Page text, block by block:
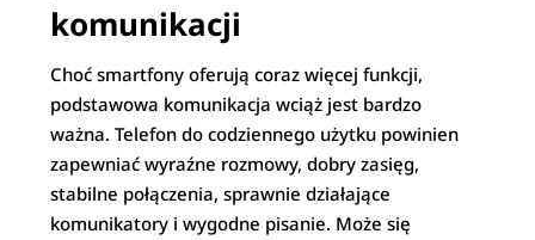
komunikacji
Choć smartfony oferują coraz więcej funkcji,
podstawowa komunikacja wciąż jest bardzo
ważna. Telefon do codziennego użytku powinien
zapewniać wyraźne rozmowy, dobry zasięg,
stabilne połączenia, sprawnie działające
komunikatory i wygodne pisanie. Może się